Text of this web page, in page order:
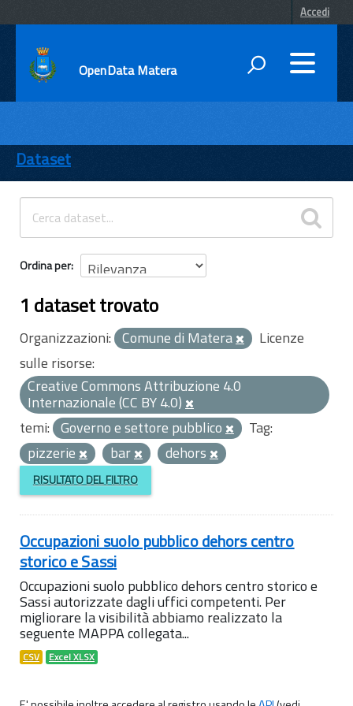
Accedi
OpenData Matera
ENTI
TEMI
INFORMAZIONI
Dataset
Ordina per
1 dataset trovato
Organizzazioni: Comune di Matera
Licenze
sulle risorse:
Creative Commons Attribuzione 4.0
Internazionale (CC BY 4.0)
temi: Governo e settore pubblico
Tag:
pizzerie
bar dehors
RISULTATO DEL FILTRO
Occupazioni suolo pubblico dehors centro
storico e Sassi
Occupazioni suolo pubblico dehors centro storico e
Sassi autorizzate dagli uffici competenti. Per
migliorare la visibilità abbiamo realizzato la
seguente MAPPA collegata...
CSV Excel XLSX